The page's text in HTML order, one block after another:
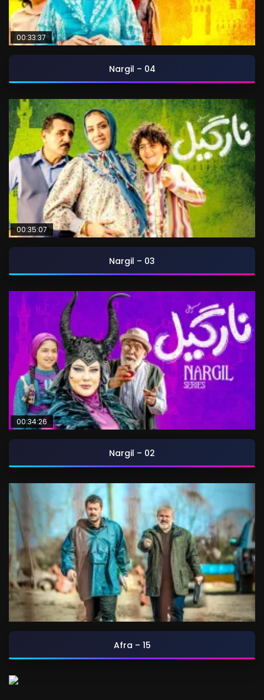
00:33:37
Nargil – 04
00:35:07
Nargil – 03
00:34:26
Nargil – 02
Afra – 15